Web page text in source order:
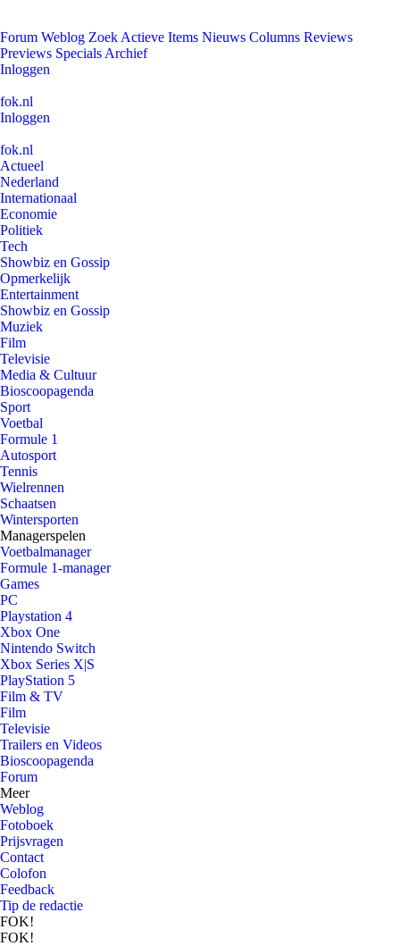
Forum Weblog Zoek Actieve Items Nieuws Columns Reviews
Previews Specials Archief
Inloggen
fok.nl
Inloggen
fok.nl
Actueel
Nederland
Internationaal
Economie
Politiek
Tech
Showbiz en Gossip
Opmerkelijk
Entertainment
Showbiz en Gossip
Muziek
Film
Televisie
Media & Cultuur
Bioscoopagenda
Sport
Voetbal
Formule 1
Autosport
Tennis
Wielrennen
Schaatsen
Wintersporten
Managerspelen
Voetbalmanager
Formule 1-manager
Games
PC
Playstation 4
Xbox One
Nintendo Switch
Xbox Series X|S
PlayStation 5
Film & TV
Film
Televisie
Trailers en Videos
Bioscoopagenda
Forum
Meer
Weblog
Fotoboek
Prijsvragen
Contact
Colofon
Feedback
Tip de redactie
FOK!
FOK!